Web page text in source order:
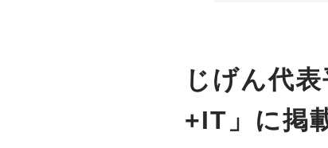
じげん代
+IT」に掲